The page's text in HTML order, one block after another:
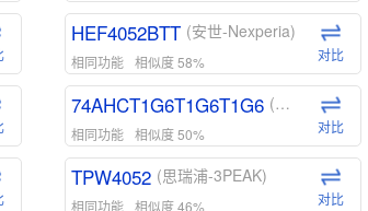
HEF4052BTT (安世-Nexperia)
相同功能 相似度 58% 对比
74AHCT1G6T1G6T1G6 (安世-Nexperia)
相同功能 相似度 50% 对比
TPW4052 (思瑞浦-3PEAK)
相同功能 相似度 46% 对比